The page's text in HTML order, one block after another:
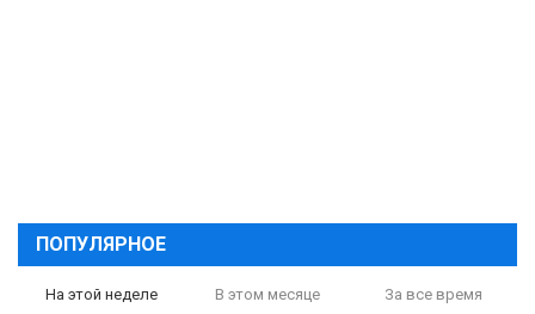
ПОПУЛЯРНОЕ
На этой неделе В этом месяце За все время